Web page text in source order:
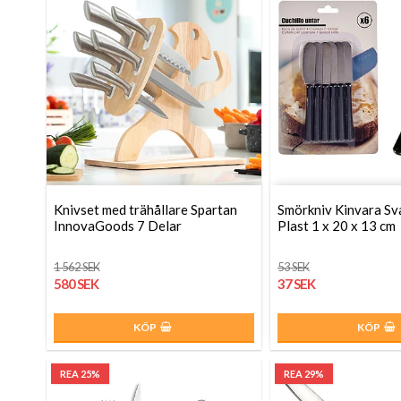
Knivset med trähållare Spartan
InnovaGoods 7 Delar
1 562 SEK
580 SEK
KÖP
Smörkniv Kinvara
Plast 1 x 20 x 13 cm
53 SEK
37 SEK
KÖP
REA 25% REA 29%